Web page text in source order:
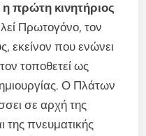
η πρώτη κινητήριος
Πρωτογόνο, τον
εκείνον που ενώνει
τοποθετεί ως
Ο Πλάτων
σε αρχή της
της πνευματικής